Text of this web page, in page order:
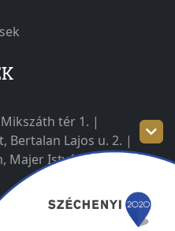
tér 1. |
Bertalan Lajos u. 2. |
István út 1–3.